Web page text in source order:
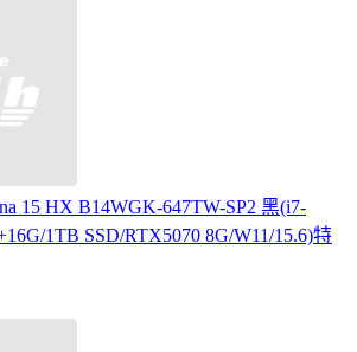
15 HX B14WGK-647TW-SP2 黑(i7-
1TB SSD/RTX5070 8G/W11/15.6)特